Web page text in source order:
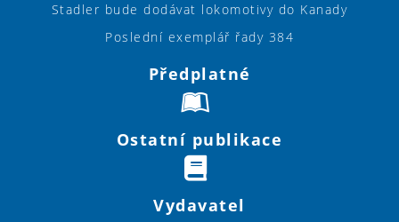
Stadler bude dodávat lokomotivy do Kanady
Poslední exemplář řady 384
Předplatné
Ostatní publikace
Vydavatel